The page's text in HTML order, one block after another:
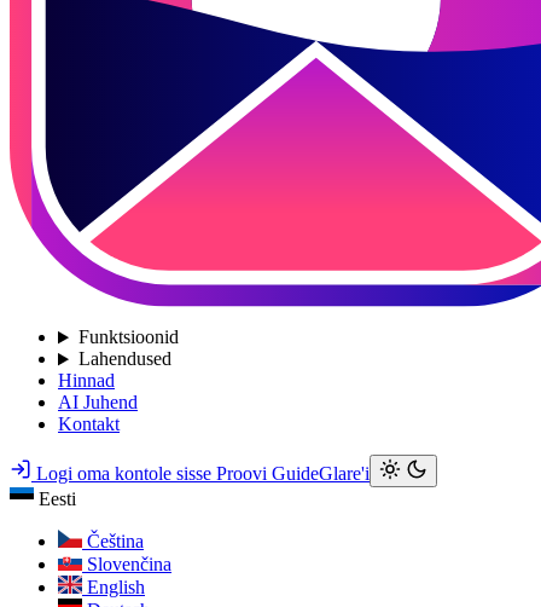
Funktsioonid
Lahendused
Hinnad
AI Juhend
Kontakt
Logi oma kontole sisse Proovi GuideGlare'i
Eesti
Čeština
Slovenčina
English